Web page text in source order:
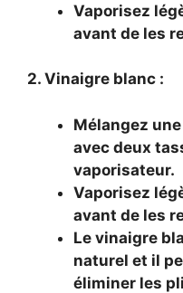
Vaporisez
avant de les
2. Vinaigre blanc :
Mélangez
avec deux
vaporisateur.
Vaporisez
avant de les
Le vinaigre
naturel et il
éliminer les